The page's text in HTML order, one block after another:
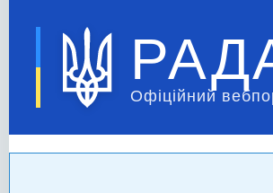
Офіційний